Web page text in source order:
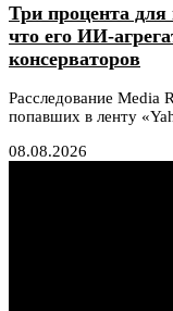
Три процента
что его ИИ-
консерваторов
Расследование Media
попавших в ленту
08.08.2026